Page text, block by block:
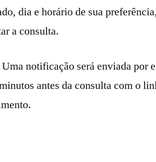
dia e horário de sua
a consulta.
notificação será enviada por
antes da consulta com o